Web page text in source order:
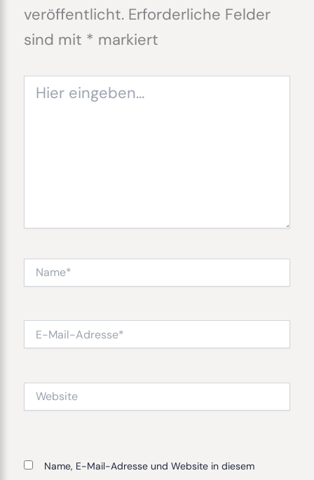
veröffentlicht. Erforderliche Felder
sind mit * markiert
eingeben…
Mail-
Website
Name, E-Mail-Adresse und Website in diesem